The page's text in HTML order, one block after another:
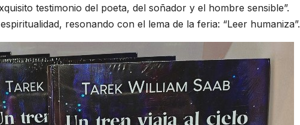
testimonio del poeta, del soñador y el hombre sensible”.
resonando con el lema de la feria: “Leer humaniza”.